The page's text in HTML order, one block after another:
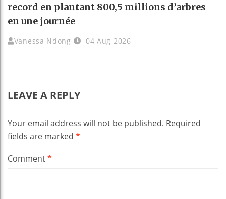
record en plantant 800,5 millions d’arbres
en une journée
Vanessa Ndong 04 Aug 2026
LEAVE A REPLY
Your email address will not be published. Required
fields are marked *
Comment*